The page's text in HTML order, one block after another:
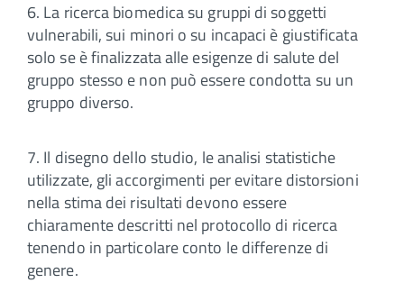
6. La ricerca biomedica su gruppi di soggetti
vulnerabili, sui minori o su incapaci è giustificata
solo se è finalizzata alle esigenze di salute del
gruppo stesso e non può essere condotta su un
gruppo diverso.
7. Il disegno dello studio, le analisi statistiche
utilizzate, gli accorgimenti per evitare distorsioni
nella stima dei risultati devono essere
chiaramente descritti nel protocollo di ricerca
tenendo in particolare conto le differenze di
genere.